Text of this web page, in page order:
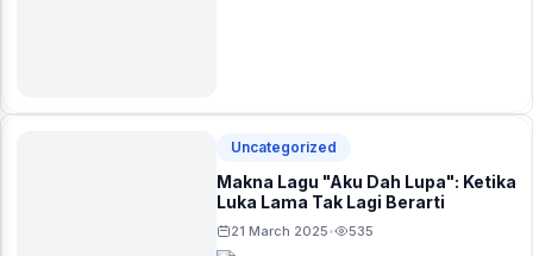
Uncategorized
Makna Lagu "Aku Dah Lupa": Ketika
Luka Lama Tak Lagi Berarti
21 March 2025• 535